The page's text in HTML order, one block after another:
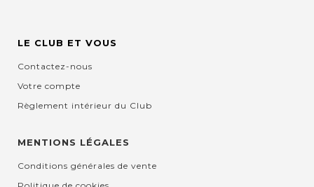
LE CLUB ET VOUS
Contactez-nous
Votre compte
Règlement intérieur du Club
MENTIONS LÉGALES
Conditions générales de vente